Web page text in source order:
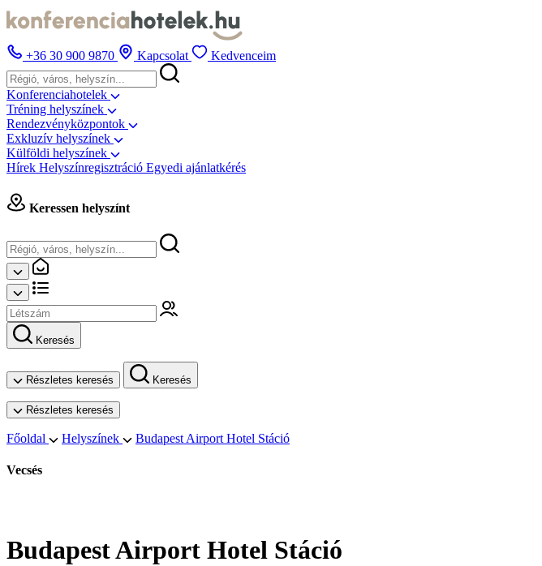
+36 30 900 9870 Kapcsolat Kedvenceim
Konferenciahotelek
Tréning helyszínek
Rendezvényközpontok
Exkluzív helyszínek
Külföldi helyszínek
Hírek Helyszínregisztráció Egyedi ajánlatkérés
Keressen helyszínt
Keresés
Részletes keresés Keresés
Részletes keresés
Főoldal Helyszínek Budapest Airport Hotel Stáció
Vecsés
Budapest Airport Hotel Stáció